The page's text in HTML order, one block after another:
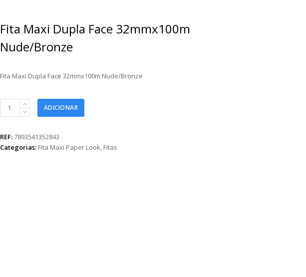
Fita Maxi Dupla Face 32mmx100m
Nude/Bronze
Fita Maxi Dupla Face 32mmx100m Nude/Bronze
Face
32mmx100m
ADICIONAR
REF:7893541352843
Categorias: Fita Maxi Paper Look, Fitas